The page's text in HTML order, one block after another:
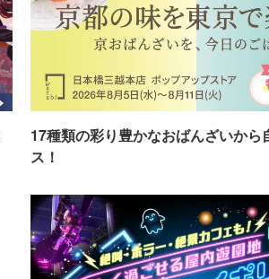
17種類の彩り豊かなおばんざいから
ス！